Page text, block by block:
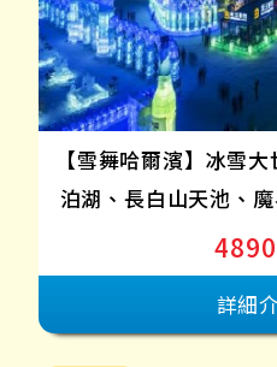
【雪舞哈爾濱】冰雪
泊湖、長白山天池、
詳細